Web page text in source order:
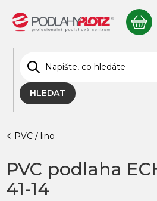
obsah
HLEDAT
PVC / lino
PVC podlaha
41-14